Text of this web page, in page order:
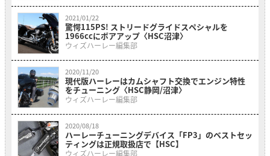
2021/01/22
驚愕115PS! ストリードグライドスペシャルを
1966ccにボアアップ〈HSC沼津〉
ウィズハーレー編集部
2020/11/20
現代版ハーレーはカムシャフト交換でエンジン特性
をチューニング〈HSC静岡/沼津〉
ウィズハーレー編集部
2020/08/18
ハーレーチューニングデバイス「FP3」のベストセッ
ティングは正規取扱店で【HSC】
ウィズハーレー編集部